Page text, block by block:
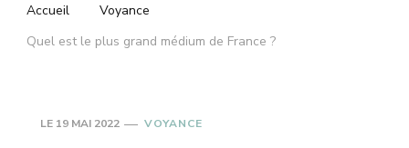
Accueil
Voyance
Quel est le plus grand médium de France ?
LE 19 MAI 2022 VOYANCE